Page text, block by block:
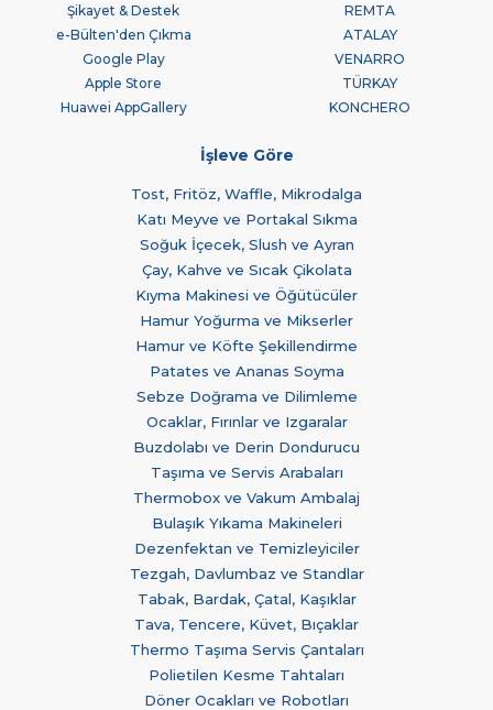
Şikayet & Destek
e-Bülten'den Çıkma
Google Play
Apple Store
Huawei AppGallery
REMTA
ATALAY
VENARRO
TÜRKAY
KONCHERO
İşleve Göre
Tost, Fritöz, Waffle, Mikrodalga
Katı Meyve ve Portakal Sıkma
Soğuk İçecek, Slush ve Ayran
Çay, Kahve ve Sıcak Çikolata
Kıyma Makinesi ve Öğütücüler
Hamur Yoğurma ve Mikserler
Hamur ve Köfte Şekillendirme
Patates ve Ananas Soyma
Sebze Doğrama ve Dilimleme
Ocaklar, Fırınlar ve Izgaralar
Buzdolabı ve Derin Dondurucu
Taşıma ve Servis Arabaları
Thermobox ve Vakum Ambalaj
Bulaşık Yıkama Makineleri
Dezenfektan ve Temizleyiciler
Tezgah, Davlumbaz ve Standlar
Tabak, Bardak, Çatal, Kaşıklar
Tava, Tencere, Küvet, Bıçaklar
Thermo Taşıma Servis Çantaları
Polietilen Kesme Tahtaları
Döner Ocakları ve Robotları